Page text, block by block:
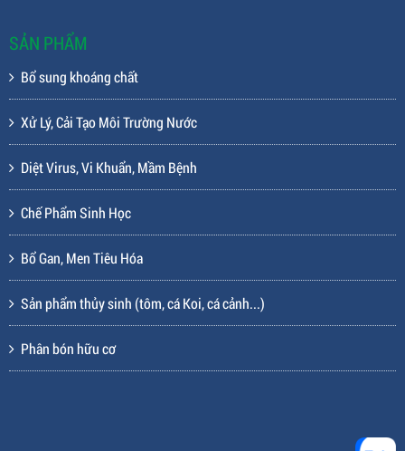
SẢN PHẨM
Bổ sung khoáng chất
Xử Lý, Cải Tạo Môi Trường Nước
Diệt Virus, Vi Khuẩn, Mầm Bệnh
Chế Phẩm Sinh Học
Bổ Gan, Men Tiêu Hóa
Sản phẩm thủy sinh (tôm, cá Koi, cá cảnh...)
Phân bón hữu cơ